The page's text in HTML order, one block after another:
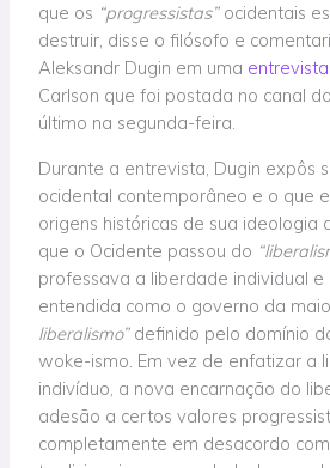
que os “progressistas”ocidentais
destruir, disse o filósofo e
Aleksandr Dugin em uma entrevista
Carlson que foi postada no canal
último na segunda-feira.
Durante a entrevista, Dugin expôs
ocidental contemporâneo e o que
origens históricas de sua ideologia
que o Ocidente passou do
professava a liberdade individual e
entendida como o governo da
liberalismo”definido pelo domínio
woke-ismo. Em vez de enfatizar a
indivíduo, a nova encarnação do
adesão a certos valores
completamente em desacordo